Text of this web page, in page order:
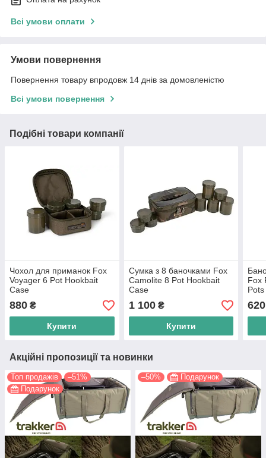
Всі умови оплати
Умови повернення
Повернення товару впродовж 14 днів за домовленістю
Всі умови повернення
Подібні товари компанії
Чохол для приманок Fox
Voyager 6 Pot Hookbait
Case
880 ₴
Купити
Сумка з 8 баночками Fox
Camolite 8 Pot Hookbait
Case
1 100₴
Купити
Fox
620
Акційні пропозиції та новинки
Топ продажів
–51%
Подарунок
–50% Подарунок